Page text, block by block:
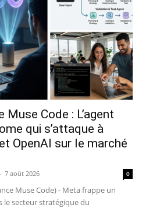
Muse Code : L’agent
qui s’attaque à
OpenAI sur le marché
- 7 août 2026 0
Muse Code) - Meta frappe un
le secteur stratégique du